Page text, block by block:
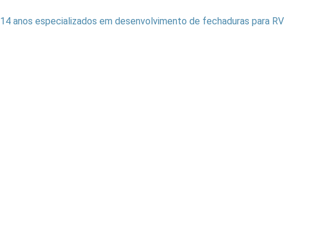
14 anos especializados em desenvolvimento de fechaduras para RV